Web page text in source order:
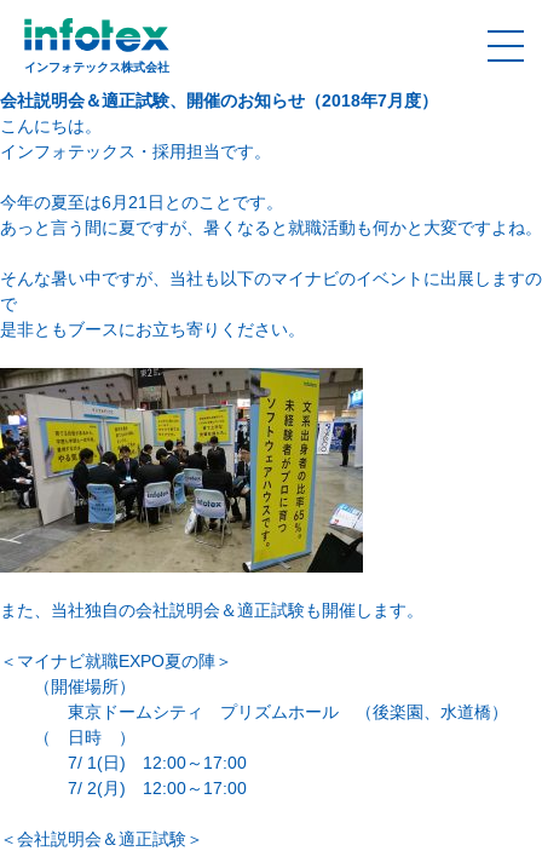
インフォテックス株式会社
会社説明会＆適正試験、開催のお知らせ（2018年7月度）
こんにちは。
インフォテックス・採用担当です。
今年の夏至は6月21日とのことです。
あっと言う間に夏ですが、暑くなると就職活動も何かと大変ですよね。
そんな暑い中ですが、当社も以下のマイナビのイベントに出展しますの
で
是非ともブースにお立ち寄りください。
また、当社独自の会社説明会＆適正試験も開催します。
＜マイナビ就職EXPO夏の陣＞
（開催場所）
東京ドームシティ プリズムホール （後楽園、水道橋）
（ 日時 ）
7/ 1(日) 12:00～17:00
7/ 2(月) 12:00～17:00
＜会社説明会＆適正試験＞